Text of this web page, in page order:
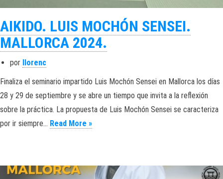
AIKIDO. LUIS MOCHÓN SENSEI.
MALLORCA 2024.
por llorenc
Finaliza el seminario impartido Luis Mochón Sensei en Mallorca los días
28 y 29 de septiembre y se abre un tiempo que invita a la reflexión
sobre la práctica. La propuesta de Luis Mochón Sensei se caracteriza
por ir siempre… Read More »AIKIDO. LUIS MOCHÓN SENSEI.